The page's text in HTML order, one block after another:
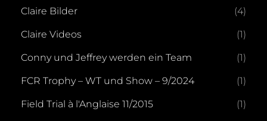
Claire Bilder (4)
Claire Videos (1)
Conny und Jeffrey werden ein Team (1)
FCR Trophy – WT und Show – 9/2024 (1)
Field Trial à l'Anglaise 11/2015 (1)